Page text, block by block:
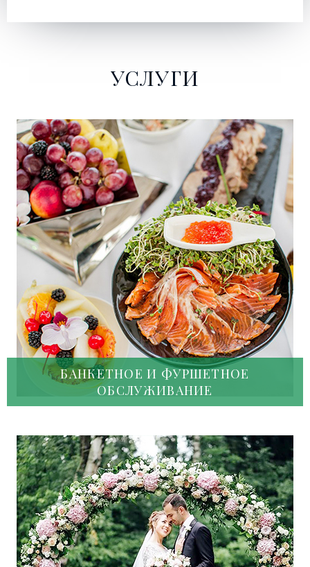
УСЛУГИ
БАНКЕТНОЕ И ФУРШЕТНОЕ
ОБСЛУЖИВАНИЕ